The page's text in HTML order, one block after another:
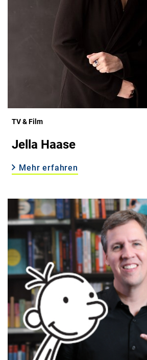
TV & Film
Jella Haase
Mehr erfahren